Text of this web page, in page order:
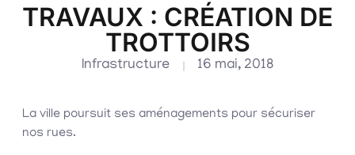
TRAVAUX : CRÉATION DE
TROTTOIRS
Infrastructure 16 mai, 2018
La ville poursuit ses aménagements pour sécuriser
nos rues.